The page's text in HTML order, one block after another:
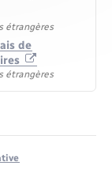
étrangères
de
étrangères